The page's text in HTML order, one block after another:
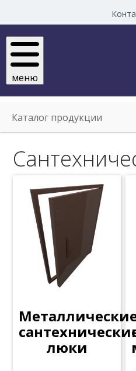
меню
Каталог продукции
люки